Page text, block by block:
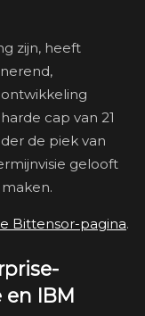
zijn, heeft
cap van 21
de piek van
gelooft
Bittensor-pagina.
IBM